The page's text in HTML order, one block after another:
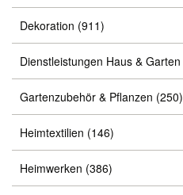
Dekoration (911)
Dienstleistungen Haus & Garten
Gartenzubehör & Pflanzen (250)
Heimtextilien (146)
Heimwerken (386)